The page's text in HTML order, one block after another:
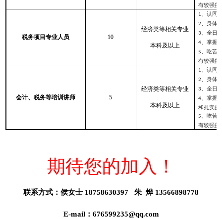
有较强的
税务项目专业人员 10
经济类等相关专业
本科及以上
1 、认同
2 、身体
3 、全日
4、掌握
5
、吃苦
有较强的
会计、税务等培训讲师 5
经济类等相关专业
本科及以上
1 、认同
2 、身体
3 、全日
4、掌握
和扎实的
5
、吃苦
有较强的
期待您的加入！
联系方式： 侯女士 18758630397 朱 烨 13566898778
E-mail： 676599235@qq.com